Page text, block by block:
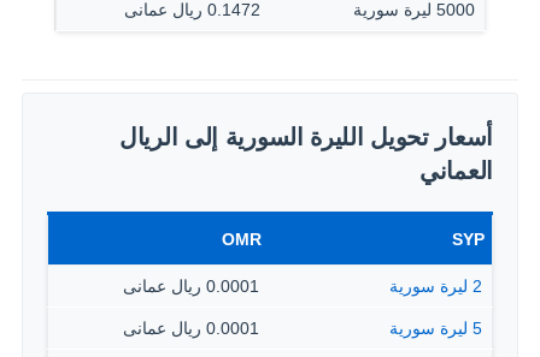
5000 ليرة سورية 0.1472 ريال عمانى
أسعار تحويل الليرة السورية إلى الريال
العماني
SYP
OMR
2 ليرة سورية 0.0001 ريال عمانى
5 ليرة سورية 0.0001 ريال عمانى